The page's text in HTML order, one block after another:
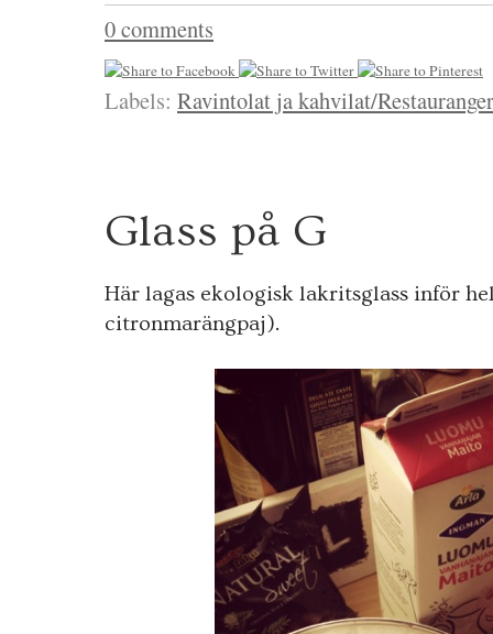
0 comments
Labels: Ravintolat ja kahvilat/
Glass på G
Här lagas ekologisk lakritsglass inför
citronmarängpaj).